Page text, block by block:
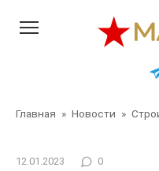
Главная » Новости »
12.01.2023 0